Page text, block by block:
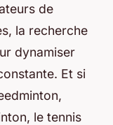
de
la recherche
dynamiser
Et si
le tennis